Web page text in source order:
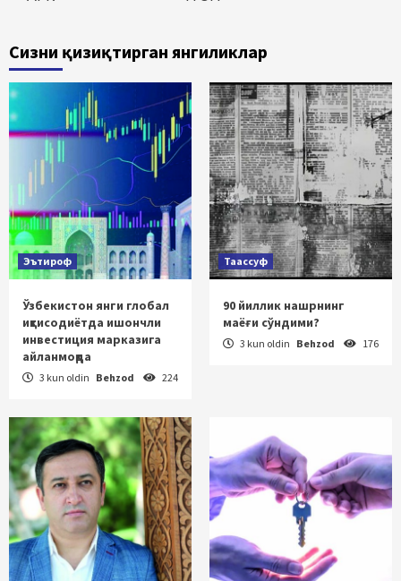
Сизни қизиқтирган янгиликлар
Эътироф
Ўзбекистон янги глобал
иқтисодиётда ишончли
инвестиция марказига
айланмоқда
3 kun oldin Behzod 224
Таассуф
90 йиллик нашрнинг
маёғи сўндими?
3 kun oldin Behzod 176